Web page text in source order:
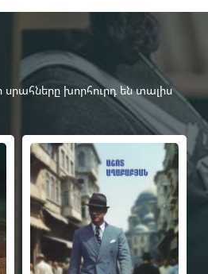
խորհուրդ են տալիս